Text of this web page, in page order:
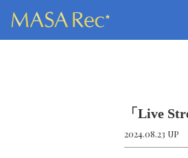
「Live
2024.08.23 UP